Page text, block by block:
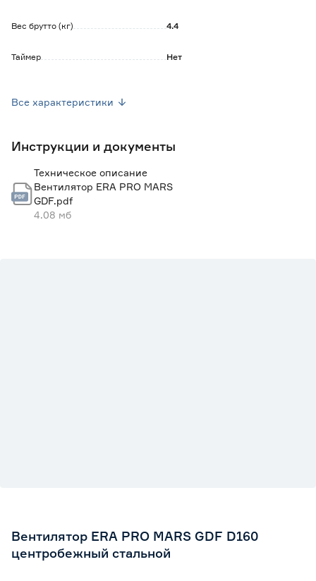
Вес брутто (кг) 4.4
Таймер Нет
Световой индикатор Нет
Цвет производителя Хром
Ширина (мм)
Все характеристики
Инструкции и документы
Техническое описание
Вентилятор ERA PRO MARS
GDF.pdf
4.08 мб
Вентилятор ERA PRO MARS GDF D160
центробежный стальной